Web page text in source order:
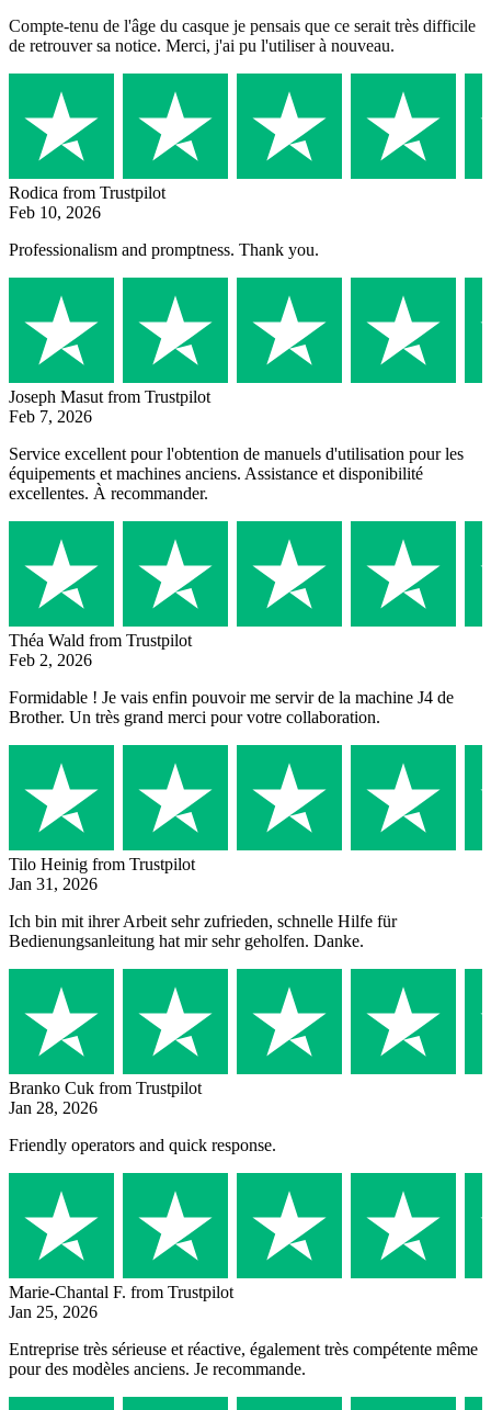
Compte-tenu de l'âge du casque je pensais que ce serait très difficile
de retrouver sa notice. Merci, j'ai pu l'utiliser à nouveau.
Rodica from Trustpilot
Feb 10, 2026
Professionalism and promptness. Thank you.
Joseph Masut from Trustpilot
Feb 7, 2026
Service excellent pour l'obtention de manuels d'utilisation pour les
équipements et machines anciens. Assistance et disponibilité
excellentes. À recommander.
Théa Wald from Trustpilot
Feb 2, 2026
Formidable ! Je vais enfin pouvoir me servir de la machine J4 de
Brother. Un très grand merci pour votre collaboration.
Tilo Heinig from Trustpilot
Jan 31, 2026
Ich bin mit ihrer Arbeit sehr zufrieden, schnelle Hilfe für
Bedienungsanleitung hat mir sehr geholfen. Danke.
Branko Cuk from Trustpilot
Jan 28, 2026
Friendly operators and quick response.
Marie-Chantal F. from Trustpilot
Jan 25, 2026
Entreprise très sérieuse et réactive, également très compétente même
pour des modèles anciens. Je recommande.